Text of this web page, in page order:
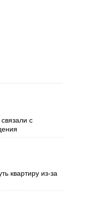
с
квартиру из-за